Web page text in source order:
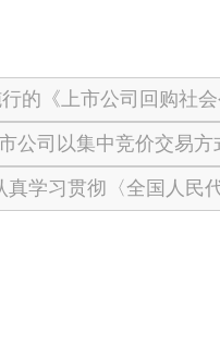
行的《上市公司回购社
公司以集中竞价交易
真学习贯彻〈全国人民